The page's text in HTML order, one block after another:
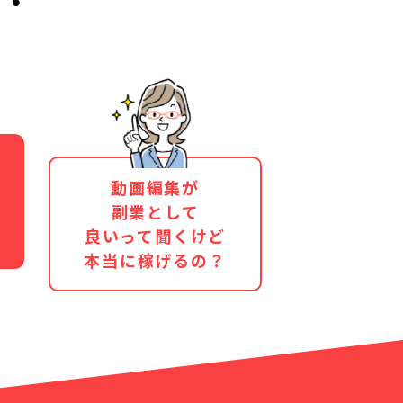
動画編集が
副業として
良いって聞くけど
本当に稼げるの？